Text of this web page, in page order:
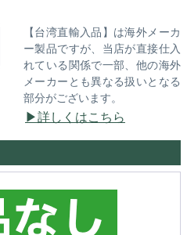
【台湾直輸入品】は海外メーカ
ー製品ですが、当店が直接仕入
れている関係で一部、他の海外
メーカーとも異なる扱いとなる
部分がございます。
詳しくはこちら